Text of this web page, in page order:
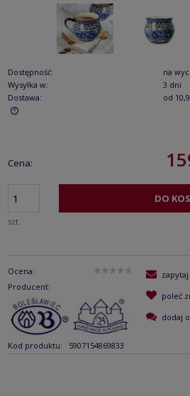
Dostępność:
na
Wysyłka w:
3 dni
Dostawa:
od
Cena nie zawiera ewentualnych
Cena:
szt.
DO
Ocena:
Producent:
Kod produktu: 5907154869833
poleć
dodaj